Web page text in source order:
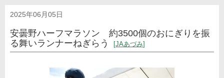
2025年06月05日
安曇野ハーフマラソン 約3500個のおにぎりを振
る舞いランナーねぎらう
JAあづみ